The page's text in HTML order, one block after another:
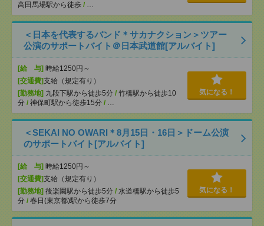
高田馬場駅から徒歩 / …
＜日本を代表するバンド＊サカナクション＞ツアー
公演のサポートバイト＠日本武道館[アルバイト]
[給 与] 時給1250円～
[交通費]支給（規定有り）
[勤務地] 九段下駅から徒歩5分 / 竹橋駅から徒歩10
分 / 神保町駅から徒歩15分 / …
気になる！
＜SEKAI NO OWARI＊8月15日・16日＞ドーム公演
のサポートバイト[アルバイト]
[給 与] 時給1250円～
[交通費]支給（規定有り）
[勤務地] 後楽園駅から徒歩5分 / 水道橋駅から徒歩5
分 / 春日(東京都)駅から徒歩7分
気になる！